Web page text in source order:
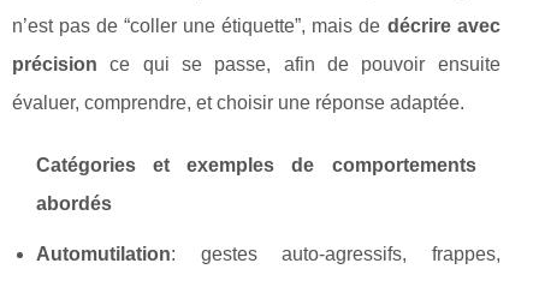
n’est pas de “coller une étiquette”, mais de décrire avec
précision ce qui se passe, afin de pouvoir ensuite
évaluer, comprendre, et choisir une réponse adaptée.
Catégories et exemples de comportements
abordés
Automutilation: gestes auto-agressifs, frappes,